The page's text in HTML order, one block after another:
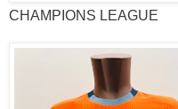
CHAMPIONS LEAGUE